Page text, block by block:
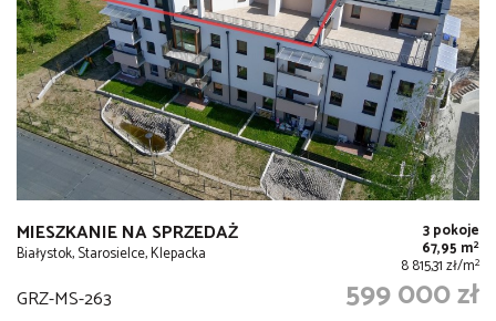
MIESZKANIE NA SPRZEDAŻ
Białystok, Starosielce, Klepacka
3 pokoje
67,95 m2
8 815,31 zł/m2
GRZ-MS-263 599 000 zł